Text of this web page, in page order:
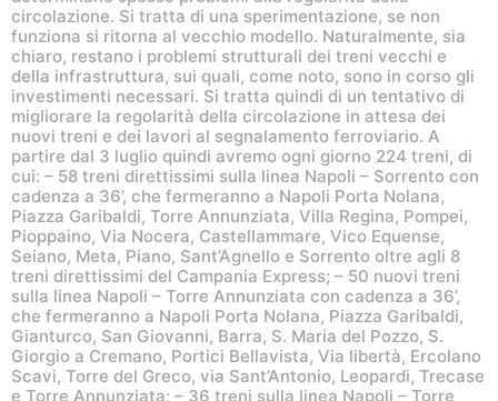
circolazione. Si tratta di una sperimentazione, se non
funziona si ritorna al vecchio modello. Naturalmente, sia
chiaro, restano i problemi strutturali dei treni vecchi e
della infrastruttura, sui quali, come noto, sono in corso gli
investimenti necessari. Si tratta quindi di un tentativo di
migliorare la regolarità della circolazione in attesa dei
nuovi treni e dei lavori al segnalamento ferroviario. A
partire dal 3 luglio quindi avremo ogni giorno 224 treni, di
cui: – 58 treni direttissimi sulla linea Napoli – Sorrento con
cadenza a 36’, che fermeranno a Napoli Porta Nolana,
Piazza Garibaldi, Torre Annunziata, Villa Regina, Pompei,
Pioppaino, Via Nocera, Castellammare, Vico Equense,
Seiano, Meta, Piano, Sant’Agnello e Sorrento oltre agli 8
treni direttissimi del Campania Express; – 50 nuovi treni
sulla linea Napoli – Torre Annunziata con cadenza a 36’,
che fermeranno a Napoli Porta Nolana, Piazza Garibaldi,
Gianturco, San Giovanni, Barra, S. Maria del Pozzo, S.
Giorgio a Cremano, Portici Bellavista, Via libertà, Ercolano
Scavi, Torre del Greco, via Sant’Antonio, Leopardi, Trecase
e Torre Annunziata; – 36 treni sulla linea Napoli – Torre